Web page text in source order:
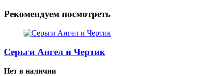
Рекомендуем посмотреть
Серьги Ангел и Чертик
Нет в наличии